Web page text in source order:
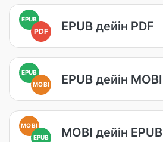
EPUB
PDF EPUB дейін PDF
EPUB
MOBI
EPUB дейін MOBI
MOBI
EPUB
MOBI дейін EPUB